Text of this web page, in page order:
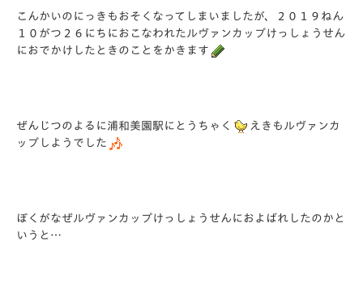
こんかいのにっきもおそくなってしまいましたが、２０１９ねん
１０がつ２６にちにおこなわれたルヴァンカップけっしょうせん
におでかけしたときのことをかきます
ぜんじつのよるに浦和美園駅にとうちゃく
えきもルヴァンカ
ップしようでした
ぼくがなぜルヴァンカップけっしょうせんにおよばれしたのかと
いうと…